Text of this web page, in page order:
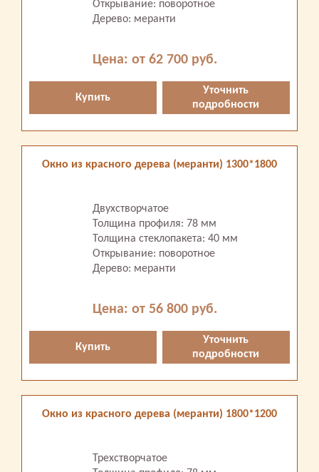
Открывание: поворотное
Дерево: меранти
Цена: от 62 700 руб.
Купить
Уточнить
подробности
Окно из красного дерева (меранти) 1300*1800
Двухстворчатое
Толщина профиля: 78 мм
Толщина стеклопакета: 40 мм
Открывание: поворотное
Дерево: меранти
Цена: от 56 800 руб.
Купить
Уточнить
подробности
Окно из красного дерева (меранти) 1800*1200
Трехстворчатое